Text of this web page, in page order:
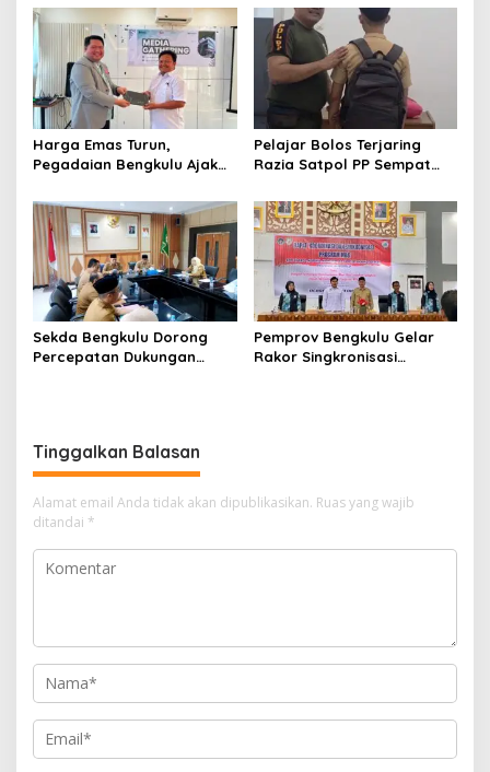
Selamat Sampai Tujuan
(SETUJU)
Harga Emas Turun,
Pegadaian Bengkulu Ajak
Investasi
Pelajar Bolos Terjaring
Razia Satpol PP Sempat
Sekda Bengkulu Dorong
Percepatan Dukungan
Pemprov Bengkulu Gelar
Rakor Singkronisasi
Tinggalkan Balasan
Alamat email Anda tidak akan dipublikasikan. Ruas yang wajib
ditandai *